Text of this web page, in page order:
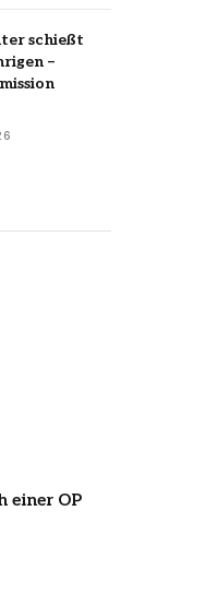
schießt
–
einer OP